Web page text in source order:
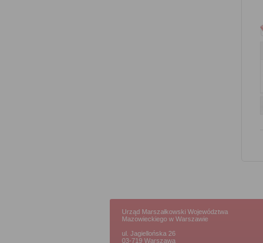
Urząd Marszałkowski Województwa
Mazowieckiego w Warszawie
ul. Jagiellońska 26
03-719 Warszawa